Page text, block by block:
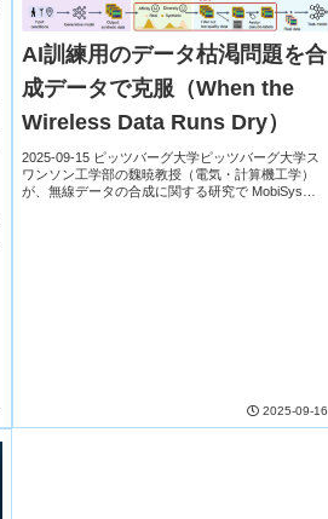
AI訓練用のデータ枯渇問題を合
成データで克服（When the
Wireless Data Runs Dry）
2025-09-15 ピッツバーグ大学ピッツバーグ大学ス
ワンソン工学部の魏暁教授（電気・計算機工学）
が、無線データの合成に関する研究で MobiSys
2025-09-16